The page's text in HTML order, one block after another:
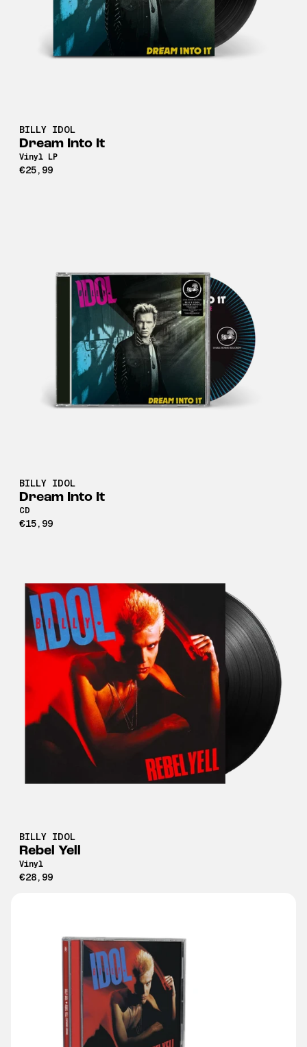
BILLY IDOL
Dream Into It
Vinyl LP
€25,99
BILLY IDOL
Dream Into It
CD
€15,99
BILLY IDOL
Rebel Yell
Vinyl
€28,99